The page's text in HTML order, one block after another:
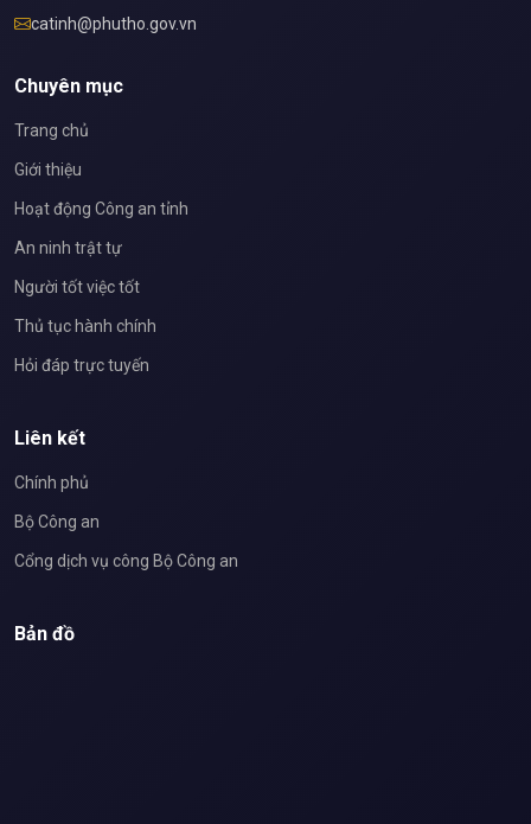
catinh@phutho.gov.vn
Chuyên mục
Trang chủ
Giới thiệu
Hoạt động Công an tỉnh
An ninh trật tự
Người tốt việc tốt
Thủ tục hành chính
Hỏi đáp trực tuyến
Liên kết
Chính phủ
Bộ Công an
Cổng dịch vụ công Bộ Công an
Bản đồ